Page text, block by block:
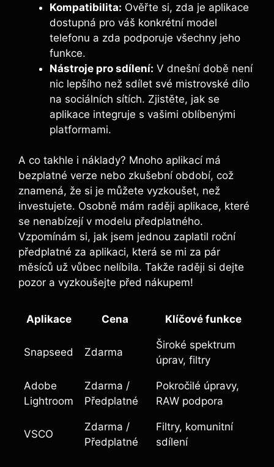
Kompatibilita: Ověřte si, zda ⁤je aplikace
dostupná pro ⁤váš ​konkrétní model‍
telefonu a zda podporuje všechny jeho
funkce.
Nástroje pro sdílení: V dnešní době není
‌nic ⁤lepšího než sdílet⁤ své mistrovské dílo
na sociálních sítích. Zjistěte, jak ⁤se
aplikace integruje s vašimi oblíbenými ​
platformami.
A co takhle ⁤i náklady? Mnoho aplikací ⁢má
bezplatné verze nebo zkušební období, což
znamená, že si ⁣je ⁣můžete vyzkoušet, než
⁤investujete. Osobně mám​ raději aplikace,⁣ které
se nenabízejí v⁢ modelu předplatného.
Vzpomínám si, jak jsem ‌jednou zaplatil roční
předplatné za aplikaci, která se​ mi za ​pár‌
měsíců už vůbec nelíbila.​ Takže raději si⁤ dejte
pozor a vyzkoušejte před nákupem!
Aplikace Cena Klíčové funkce
Snapseed Zdarma
Široké spektrum
⁤úprav, filtry
Adobe
Lightroom
Zdarma /
Předplatné
Pokročilé ‌úpravy,
RAW podpora
VSCO
Zdarma /
Předplatné
Filtry, komunitní
sdílení